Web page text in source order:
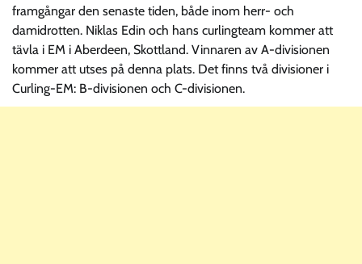
framgångar den senaste tiden, både inom herr- och
damidrotten. Niklas Edin och hans curlingteam kommer att
tävla i EM i Aberdeen, Skottland. Vinnaren av A-divisionen
kommer att utses på denna plats. Det finns två divisioner i
Curling-EM: B-divisionen och C-divisionen.